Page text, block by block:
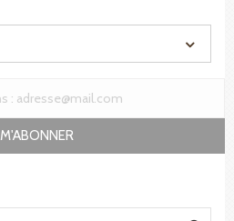
M'ABONNER